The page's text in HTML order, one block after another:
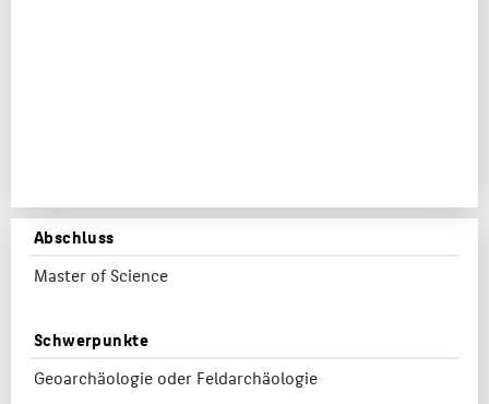
Abschluss
Master of Science
Schwerpunkte
Geoarchäologie oder Feldarchäologie